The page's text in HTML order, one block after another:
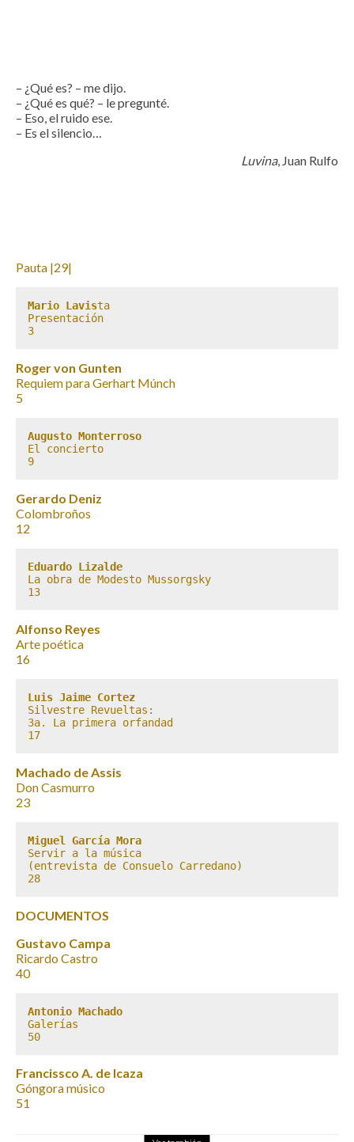
– ¿Qué es? – me dijo.
– ¿Qué es qué? – le pregunté.
– Eso, el ruido ese.
– Es el silencio…
Luvina, Juan Rulfo
Pauta |29|
Mario Lavista
Presentación
3
Roger von Gunten
Requiem para Gerhart Múnch
5
Augusto Monterroso
El concierto
9
Gerardo Deniz
Colombroños
12
Eduardo Lizalde
La obra de Modesto Mussorgsky
13
Alfonso Reyes
Arte poética
16
Luis Jaime Cortez
Silvestre Revueltas:
3a. La primera orfandad
17
Machado de Assis
Don Casmurro
23
Miguel García Mora
Servir a la música
(entrevista de Consuelo Carredano)
28
DOCUMENTOS
Gustavo Campa
Ricardo Castro
40
Antonio Machado
Galerías
50
Francissco A. de Icaza
Góngora músico
51